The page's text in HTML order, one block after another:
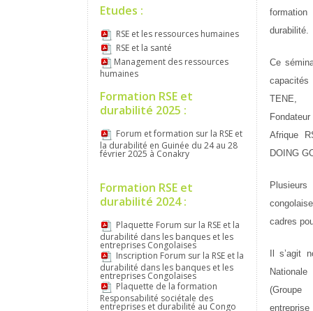
Etudes :
RSE et les ressources humaines
RSE et la santé
Management des ressources
humaines
Formation RSE et
durabilité 2025 :
Forum et formation sur la RSE et
la durabilité en Guinée du 24 au 28
février 2025 à Conakry
Formation RSE et
durabilité 2024 :
Plaquette Forum sur la RSE et la
durabilité dans les banques et les
entreprises Congolaises
Inscription Forum sur la RSE et la
durabilité dans les banques et les
entreprises Congolaises
Plaquette de la formation
Responsabilité sociétale des
entreprises et durabilité au Congo
durabilité.
Ce
TENE,
Afrique
DOING
cadres
Il s’agit